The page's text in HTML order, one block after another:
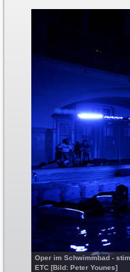
Oper im Schwimmbad -
ETC [Bild: Peter Younes]